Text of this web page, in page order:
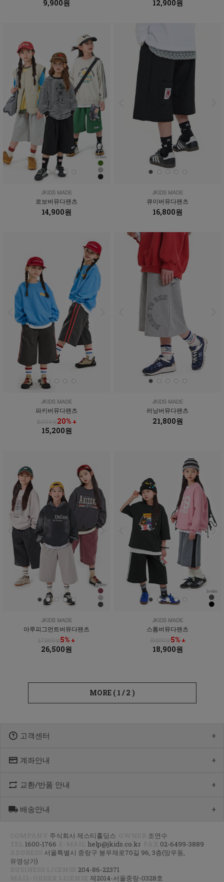
9,900원
12,900원
로보버뮤다팬츠
14,900원
큐이버뮤다팬츠
16,800원
파키버뮤다팬츠
18,900원20% ↓
15,200원
러닝버뮤다팬츠
21,800원
아루피그먼트버뮤다팬츠
27,800원5% ↓
26,500원
스톰버뮤다팬츠
19,800원5% ↓
18,900원
MORE ( 1 /2 )
고객센터
1600-1766
[점심] 12:00 ~ 13:00
[금] 08:30 ~ 12:30
계좌안내
우리 1005-302-047686
예금주 : 제스티홀딩스
교환/반품 안내
제품수령 후 반품을 하시려면 수령 후 7일 이내에 마이페이지내에서
CJ대한통운(1588-1255)으로 반품접수 또는 인터넷사이트에서 온라인
접수 후 픽업요청해주세요.
교환/반품 : 경기도 고양시 덕양구 오금동 삼막3길 10 마포지사 1F
은평직영2팀 - 제이키즈
배송안내
평균 상품 준비기간은 주말제외 2~4일까지 소요될수 있습니다.
(주말 및 공휴일 제외, 제주 도서 산간 지역은 추가로 1~2일이 더
소요됩니다.)
주문하신 상품이 입고가 늦어지는 상품이거나 주문 제작 상품일 경우엔
기일이 더 걸릴 수 있습니다.
주식회사 제스티홀딩스
조연수
1600-1766 help@jkids.co.kr
02-6499-3889
서울특별시 중랑구 봉우재로70길 96, 3층(망우동,
유영상가)
204-86-22371
제2014-서울중랑-0328호